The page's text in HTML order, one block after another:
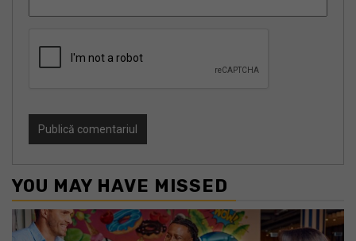
YOU MAY HAVE MISSED